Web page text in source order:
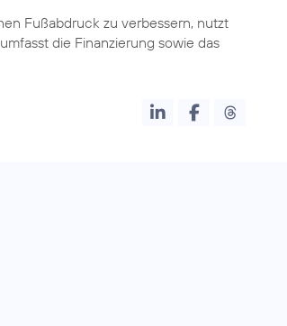
Fußabdruck zu verbessern, nutzt
die Finanzierung sowie das